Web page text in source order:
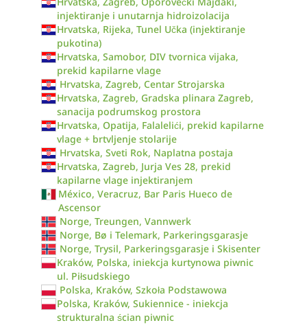
injektiranje i unutarnja hidroizolacija
Hrvatska, Rijeka, Tunel Učka (injektiranje
pukotina)
Hrvatska, Samobor, DIV tvornica vijaka,
prekid kapilarne vlage
Hrvatska, Zagreb, Centar Strojarska
Hrvatska, Zagreb, Gradska plinara Zagreb,
sanacija podrumskog prostora
Hrvatska, Opatija, Falalelići, prekid kapilarne
vlage + brtvljenje stolarije
Hrvatska, Sveti Rok, Naplatna postaja
Hrvatska, Zagreb, Jurja Ves 28, prekid
kapilarne vlage injektiranjem
México, Veracruz, Bar Paris Hueco de
Ascensor
Norge, Treungen, Vannwerk
Norge, Bø i Telemark, Parkeringsgarasje
Norge, Trysil, Parkeringsgarasje i Skisenter
Kraków, Polska, iniekcja kurtynowa piwnic
ul. Piłsudskiego
Polska, Kraków, Szkoła Podstawowa
Polska, Kraków, Sukiennice - iniekcja
strukturalna ścian piwnic